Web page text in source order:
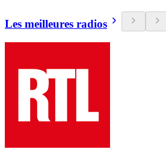
Les meilleures radios